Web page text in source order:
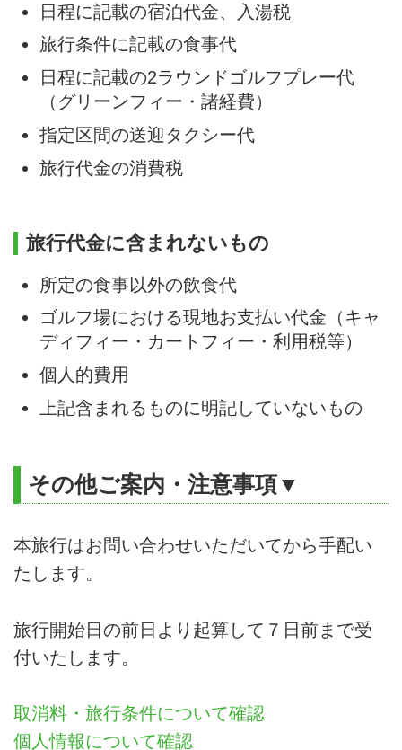
日程に記載の宿泊代金、入湯税
旅行条件に記載の食事代
日程に記載の2ラウンドゴルフプレー代
（グリーンフィー・諸経費）
指定区間の送迎タクシー代
旅行代金の消費税
旅行代金に含まれないもの
所定の食事以外の飲食代
ゴルフ場における現地お支払い代金（キャ
ディフィー・カートフィー・利用税等）
個人的費用
上記含まれるものに明記していないもの
その他ご案内・注意事項▼
本旅行はお問い合わせいただいてから手配い
たします。
旅行開始日の前日より起算して７日前まで受
付いたします。
取消料・旅行条件について確認
個人情報について確認